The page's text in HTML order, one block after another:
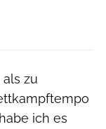
zu
ich es